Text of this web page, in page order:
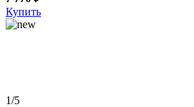
Купить
1/5